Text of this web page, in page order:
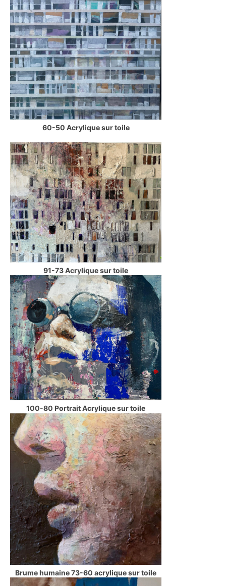
60-50 Acrylique sur toile
91-73 Acrylique sur toile
100-80 Portrait Acrylique sur toile
Brume humaine 73-60 acrylique sur toile